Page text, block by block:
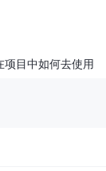
目中如何去使用